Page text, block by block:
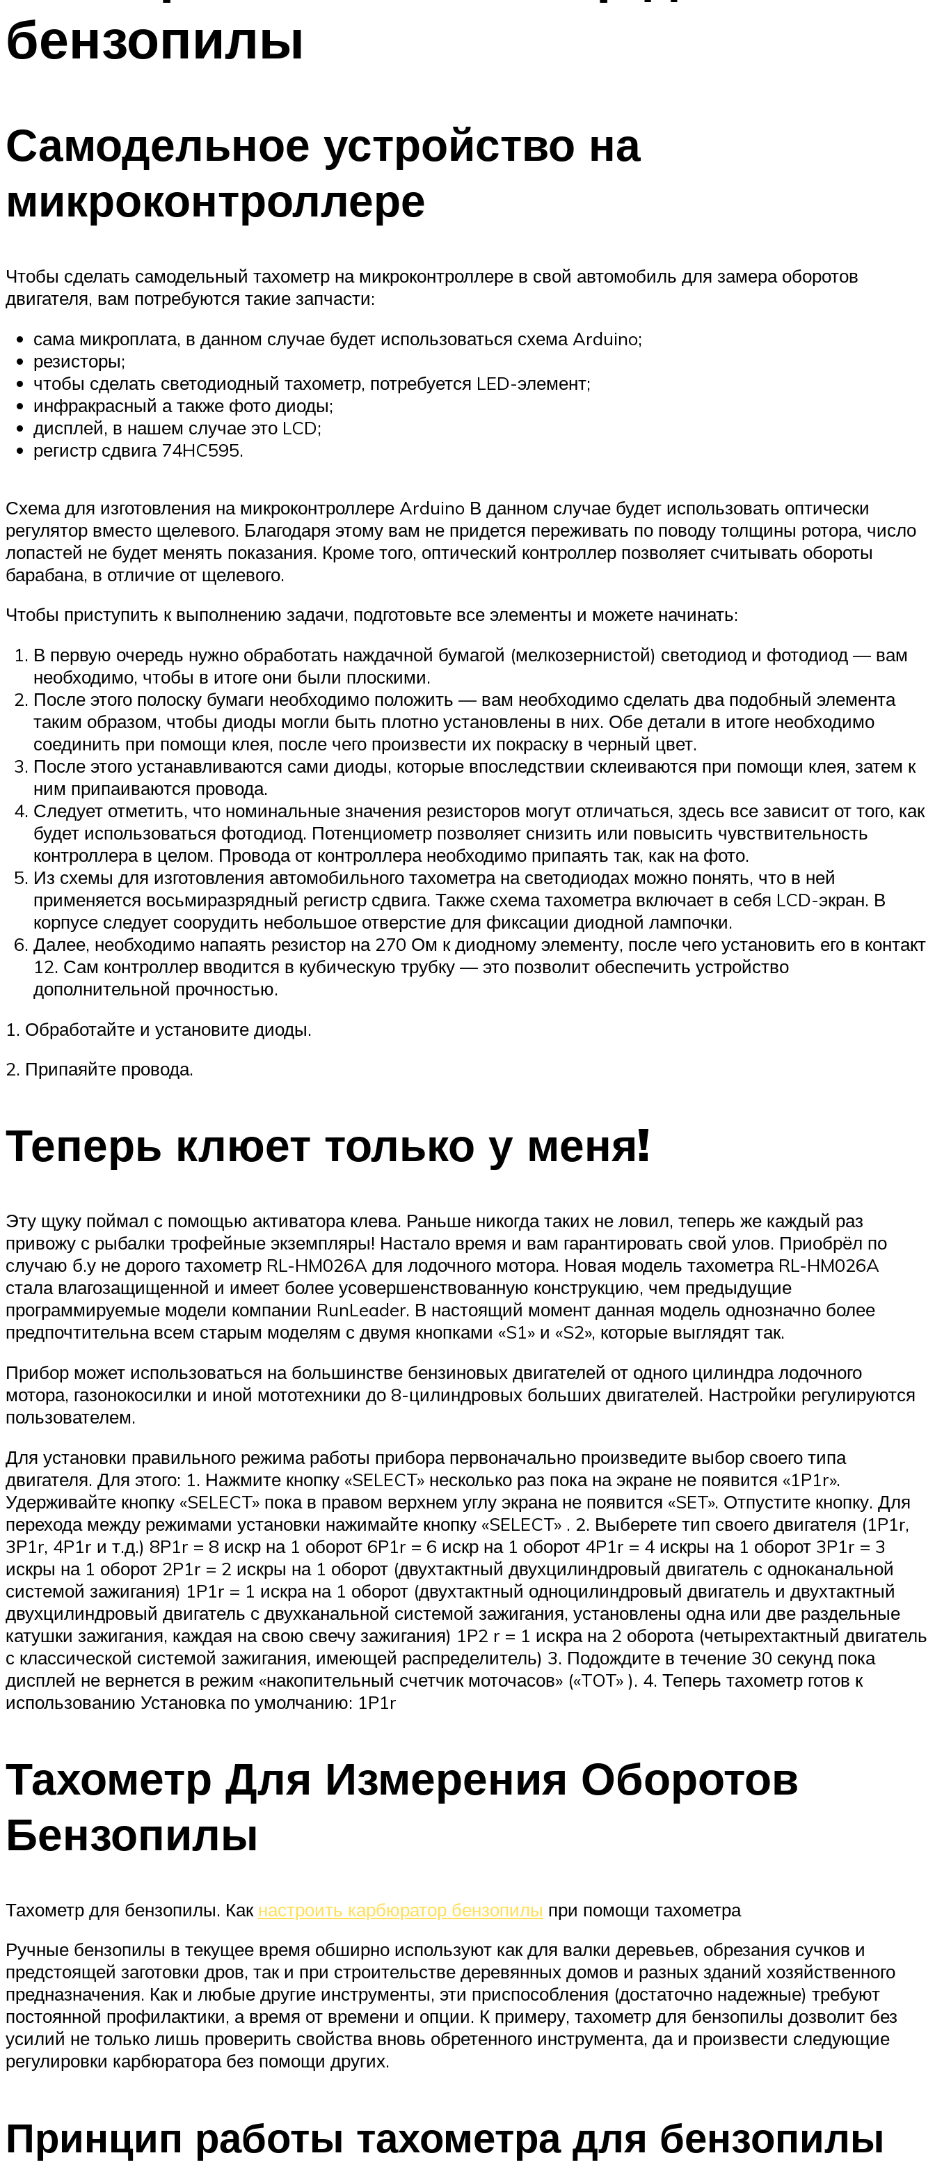
бензопилы
Самодельное устройство на
микроконтроллере
Чтобы сделать самодельный тахометр на микроконтроллере в свой автомобиль для замера оборотов
двигателя, вам потребуются такие запчасти:
сама микроплата, в данном случае будет использоваться схема Arduino;
резисторы;
чтобы сделать светодиодный тахометр, потребуется LED-элемент;
инфракрасный а также фото диоды;
дисплей, в нашем случае это LCD;
регистр сдвига 74HC595.
Схема для изготовления на микроконтроллере Arduino В данном случае будет использовать оптически
регулятор вместо щелевого. Благодаря этому вам не придется переживать по поводу толщины ротора, число
лопастей не будет менять показания. Кроме того, оптический контроллер позволяет считывать обороты
барабана, в отличие от щелевого.
Чтобы приступить к выполнению задачи, подготовьте все элементы и можете начинать:
В первую очередь нужно обработать наждачной бумагой (мелкозернистой) светодиод и фотодиод — вам
необходимо, чтобы в итоге они были плоскими.
После этого полоску бумаги необходимо положить — вам необходимо сделать два подобный элемента
таким образом, чтобы диоды могли быть плотно установлены в них. Обе детали в итоге необходимо
соединить при помощи клея, после чего произвести их покраску в черный цвет.
После этого устанавливаются сами диоды, которые впоследствии склеиваются при помощи клея, затем к
ним припаиваются провода.
Следует отметить, что номинальные значения резисторов могут отличаться, здесь все зависит от того, как
будет использоваться фотодиод. Потенциометр позволяет снизить или повысить чувствительность
контроллера в целом. Провода от контроллера необходимо припаять так, как на фото.
Из схемы для изготовления автомобильного тахометра на светодиодах можно понять, что в ней
применяется восьмиразрядный регистр сдвига. Также схема тахометра включает в себя LCD-экран. В
корпусе следует соорудить небольшое отверстие для фиксации диодной лампочки.
Далее, необходимо напаять резистор на 270 Ом к диодному элементу, после чего установить его в контакт
12. Сам контроллер вводится в кубическую трубку — это позволит обеспечить устройство
дополнительной прочностью.
1. Обработайте и установите диоды.
2. Припаяйте провода.
Теперь клюет только у меня!
Эту щуку поймал с помощью активатора клева. Раньше никогда таких не ловил, теперь же каждый раз
привожу с рыбалки трофейные экземпляры! Настало время и вам гарантировать свой улов. Приобрёл по
случаю б.у не дорого тахометр RL-HM026A для лодочного мотора. Новая модель тахометра RL-HM026A
стала влагозащищенной и имеет более усовершенствованную конструкцию, чем предыдущие
программируемые модели компании RunLeader. В настоящий момент данная модель однозначно более
предпочтительна всем старым моделям с двумя кнопками «S1» и «S2», которые выглядят так.
Прибор может использоваться на большинстве бензиновых двигателей от одного цилиндра лодочного
мотора, газонокосилки и иной мототехники до 8-цилиндровых больших двигателей. Настройки регулируются
пользователем.
Для установки правильного режима работы прибора первоначально произведите выбор своего типа
двигателя. Для этого: 1. Нажмите кнопку «SELECT» несколько раз пока на экране не появится «1P1r».
Удерживайте кнопку «SELECT» пока в правом верхнем углу экрана не появится «SET». Отпустите кнопку. Для
перехода между режимами установки нажимайте кнопку «SELECT» . 2. Выберете тип своего двигателя (1P1r,
3P1r, 4P1r и т.д.) 8P1r = 8 искр на 1 оборот 6P1r = 6 искр на 1 оборот 4P1r = 4 искры на 1 оборот 3P1r = 3
искры на 1 оборот 2P1r = 2 искры на 1 оборот (двухтактный двухцилиндровый двигатель с одноканальной
системой зажигания) 1P1r = 1 искра на 1 оборот (двухтактный одноцилиндровый двигатель и двухтактный
двухцилиндровый двигатель с двухканальной системой зажигания, установлены одна или две раздельные
катушки зажигания, каждая на свою свечу зажигания) 1P2 r = 1 искра на 2 оборота (четырехтактный двигатель
с классической системой зажигания, имеющей распределитель) 3. Подождите в течение 30 секунд пока
дисплей не вернется в режим «накопительный счетчик моточасов» («TOT» ). 4. Теперь тахометр готов к
использованию Установка по умолчанию: 1P1r
Тахометр Для Измерения Оборотов
Бензопилы
Тахометр для бензопилы. Как настроить карбюратор бензопилы при помощи тахометра
Ручные бензопилы в текущее время обширно используют как для валки деревьев, обрезания сучков и
предстоящей заготовки дров, так и при строительстве деревянных домов и разных зданий хозяйственного
предназначения. Как и любые другие инструменты, эти приспособления (достаточно надежные) требуют
постоянной профилактики, а время от времени и опции. К примеру, тахометр для бензопилы дозволит без
усилий не только лишь проверить свойства вновь обретенного инструмента, да и произвести следующие
регулировки карбюратора без помощи других.
Принцип работы тахометра для бензопилы